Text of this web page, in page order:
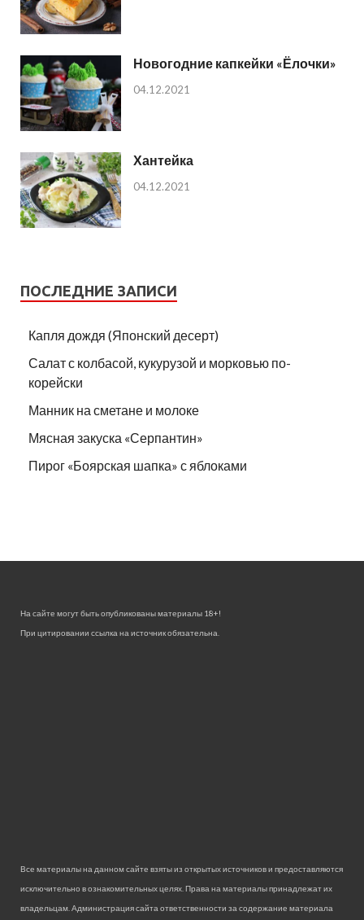
Новогодние капкейки «Ёлочки»
04.12.2021
Хантейка
04.12.2021
ПОСЛЕДНИЕ ЗАПИСИ
Капля дождя (Японский десерт)
Салат с колбасой, кукурузой и морковью по-
корейски
Манник на сметане и молоке
Мясная закуска «Серпантин»
Пирог «Боярская шапка» с яблоками
На сайте могут быть опубликованы материалы 18+!
При цитировании ссылка на источник обязательна.
Все материалы на данном сайте взяты из открытых источников и предоставляются
исключительно в ознакомительных целях. Права на материалы принадлежат их
владельцам. Администрация сайта ответственности за содержание материала